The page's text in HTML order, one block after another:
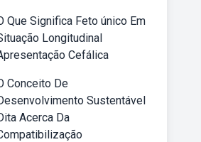
Que Significa Feto único Em
Longitudinal
Cefálica
Conceito De
Sustentável
Acerca Da